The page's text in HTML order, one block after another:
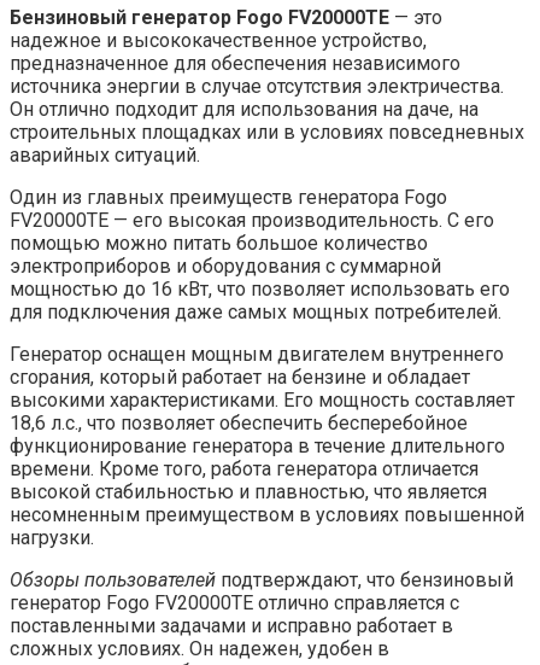
Бензиновый генератор Fogo FV20000TE — это
надежное и высококачественное устройство,
предназначенное для обеспечения независимого
источника энергии в случае отсутствия электричества.
Он отлично подходит для использования на даче, на
строительных площадках или в условиях повседневных
аварийных ситуаций.
Один из главных преимуществ генератора Fogo
FV20000TE — его высокая производительность. С его
помощью можно питать большое количество
электроприборов и оборудования с суммарной
мощностью до 16 кВт, что позволяет использовать его
для подключения даже самых мощных потребителей.
Генератор оснащен мощным двигателем внутреннего
сгорания, который работает на бензине и обладает
высокими характеристиками. Его мощность составляет
18,6 л.с., что позволяет обеспечить бесперебойное
функционирование генератора в течение длительного
времени. Кроме того, работа генератора отличается
высокой стабильностью и плавностью, что является
несомненным преимуществом в условиях повышенной
нагрузки.
Обзоры пользователей подтверждают, что бензиновый
генератор Fogo FV20000TE отлично справляется с
поставленными задачами и исправно работает в
сложных условиях. Он надежен, удобен в